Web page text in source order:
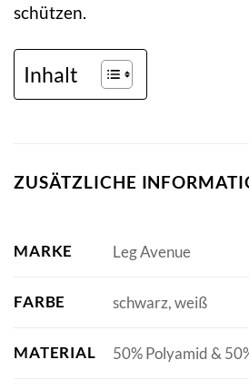
schützen.
Inhalt
ZUSÄTZLICHE
MARKE Leg Avenue
FARBE schwarz, weiß
MATERIAL 50% Polyamid &